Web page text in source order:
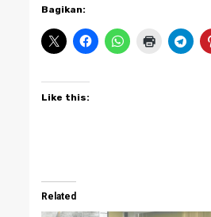
Bagikan:
Like this:
Related